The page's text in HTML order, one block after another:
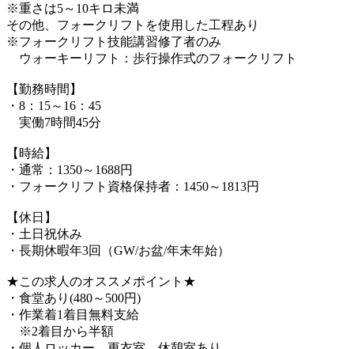
※重さは5～10キロ未満
その他、フォークリフトを使用した工程あり
※フォークリフト技能講習修了者のみ
ウォーキーリフト：歩行操作式のフォークリフト
【勤務時間】
・8：15～16：45
実働7時間45分
【時給】
・通常：1350～1688円
・フォークリフト資格保持者：1450～1813円
【休日】
・土日祝休み
・長期休暇年3回（GW/お盆/年末年始）
★この求人のオススメポイント★
・食堂あり(480～500円)
・作業着1着目無料支給
※2着目から半額